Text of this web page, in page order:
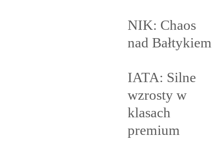
NIK: Chaos
nad Bałtykiem
IATA: Silne
wzrosty w
klasach
premium